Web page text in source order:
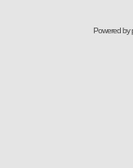
Powered by